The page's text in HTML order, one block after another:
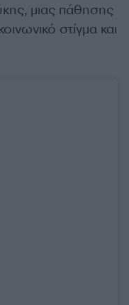
μιας πάθησης
στίγμα και